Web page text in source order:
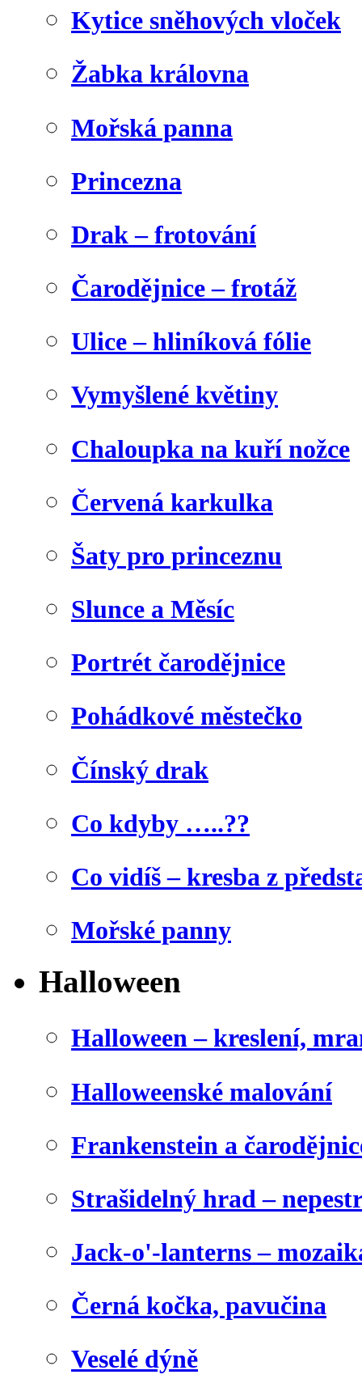
Kytice sněhových vloček
Žabka královna
Mořská panna
Princezna
Drak – frotování
Čarodějnice – frotáž
Ulice – hliníková fólie
Vymyšlené květiny
Chaloupka na kuří nožce
Červená karkulka
Šaty pro princeznu
Slunce a Měsíc
Portrét čarodějnice
Pohádkové městečko
Čínský drak
Co kdyby …..??
Co vidíš – kresba z
Mořské panny
Halloween
Halloween – kreslení,
Halloweenské malování
Frankenstein a
Strašidelný hrad –
Jack-o'-lanterns –
Černá kočka, pavučina
Veselé dýně